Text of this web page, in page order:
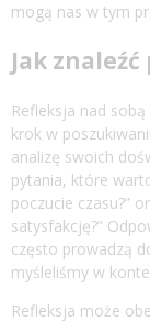
mogą nas w tym
Jak
Refleksja nad
krok w
analizę swoich
pytania, które
poczucie czasu?”
satysfakcję?”
często prowadzą
myśleliśmy w
Refleksja może